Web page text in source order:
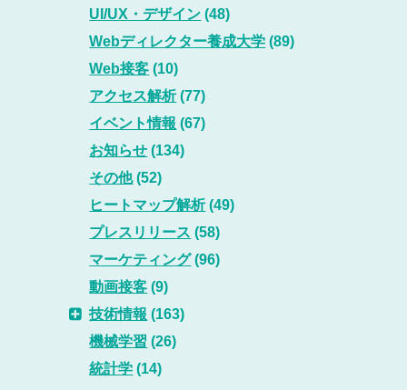
UI/UX・デザイン (48)
Webディレクター養成大学 (89)
Web接客 (10)
アクセス解析(77)
イベント情報 (67)
お知らせ (134)
その他(52)
ヒートマップ解析(49)
プレスリリース (58)
マーケティング(96)
動画接客 (9)
技術情報 (163)
機械学習 (26)
統計学 (14)